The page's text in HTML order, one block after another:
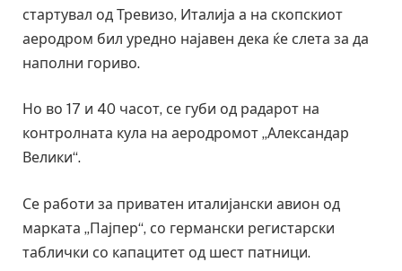
стартувал од Тревизо, Италија а на скопскиот
аеродром бил уредно најавен дека ќе слета за да
наполни гориво.
Но во 17 и 40 часот, се губи од радарот на
контролната кула на аеродромот „Александар
Велики“.
Се работи за приватен италијански авион од
марката „Пајпер“, со германски регистарски
таблички со капацитет од шест патници.